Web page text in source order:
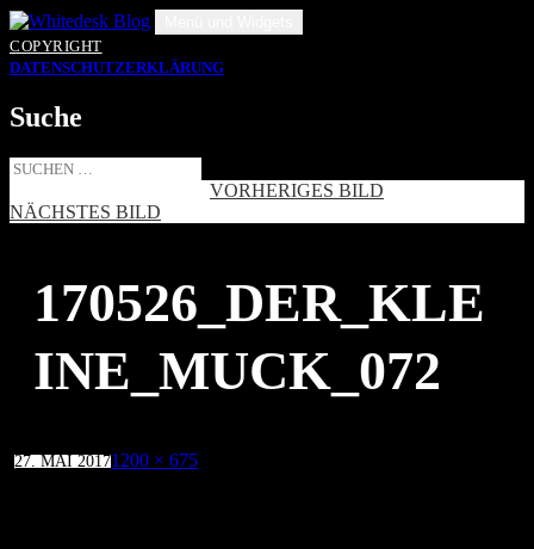
Zum
Inhalt
springen
COPYRIGHT
DATENSCHUTZERKLÄRUNG
Suche
Suche
VORHERIGES BILD
NÄCHSTES BILD
170526_DER_KLE
INE_MUCK_072
Veröffentlicht
am
27. MAI 2017Volle
1200 × 675